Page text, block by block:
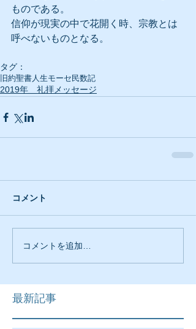
ものである。
信仰が現実の中で花開く時、宗教とは
呼べないものとなる。
タグ：
旧約聖書人生モーセ 民数記
2019年 礼拝メッセージ
コメント
コメントを追加…
最新記事